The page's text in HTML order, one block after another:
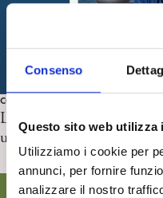
Consenso
Questo sito web utilizza
Utilizziamo i cookie per
annunci, per fornire
analizzare il nostro
COPPIA E FAMIGLIA
La psicoanalisi della
un pioniere. Di Anna